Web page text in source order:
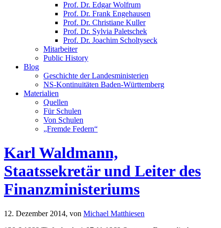
Prof. Dr. Edgar Wolfrum
Prof. Dr. Frank Engehausen
Prof. Dr. Christiane Kuller
Prof. Dr. Sylvia Paletschek
Prof. Dr. Joachim Scholtyseck
Mitarbeiter
Public History
Blog
Geschichte der Landesministerien
NS-Kontinuitäten Baden-Württemberg
Materialien
Quellen
Für Schulen
Von Schulen
„Fremde Federn“
Karl Waldmann,
Staatssekretär und Leiter des
Finanzministeriums
12. Dezember 2014, von Michael Matthiesen